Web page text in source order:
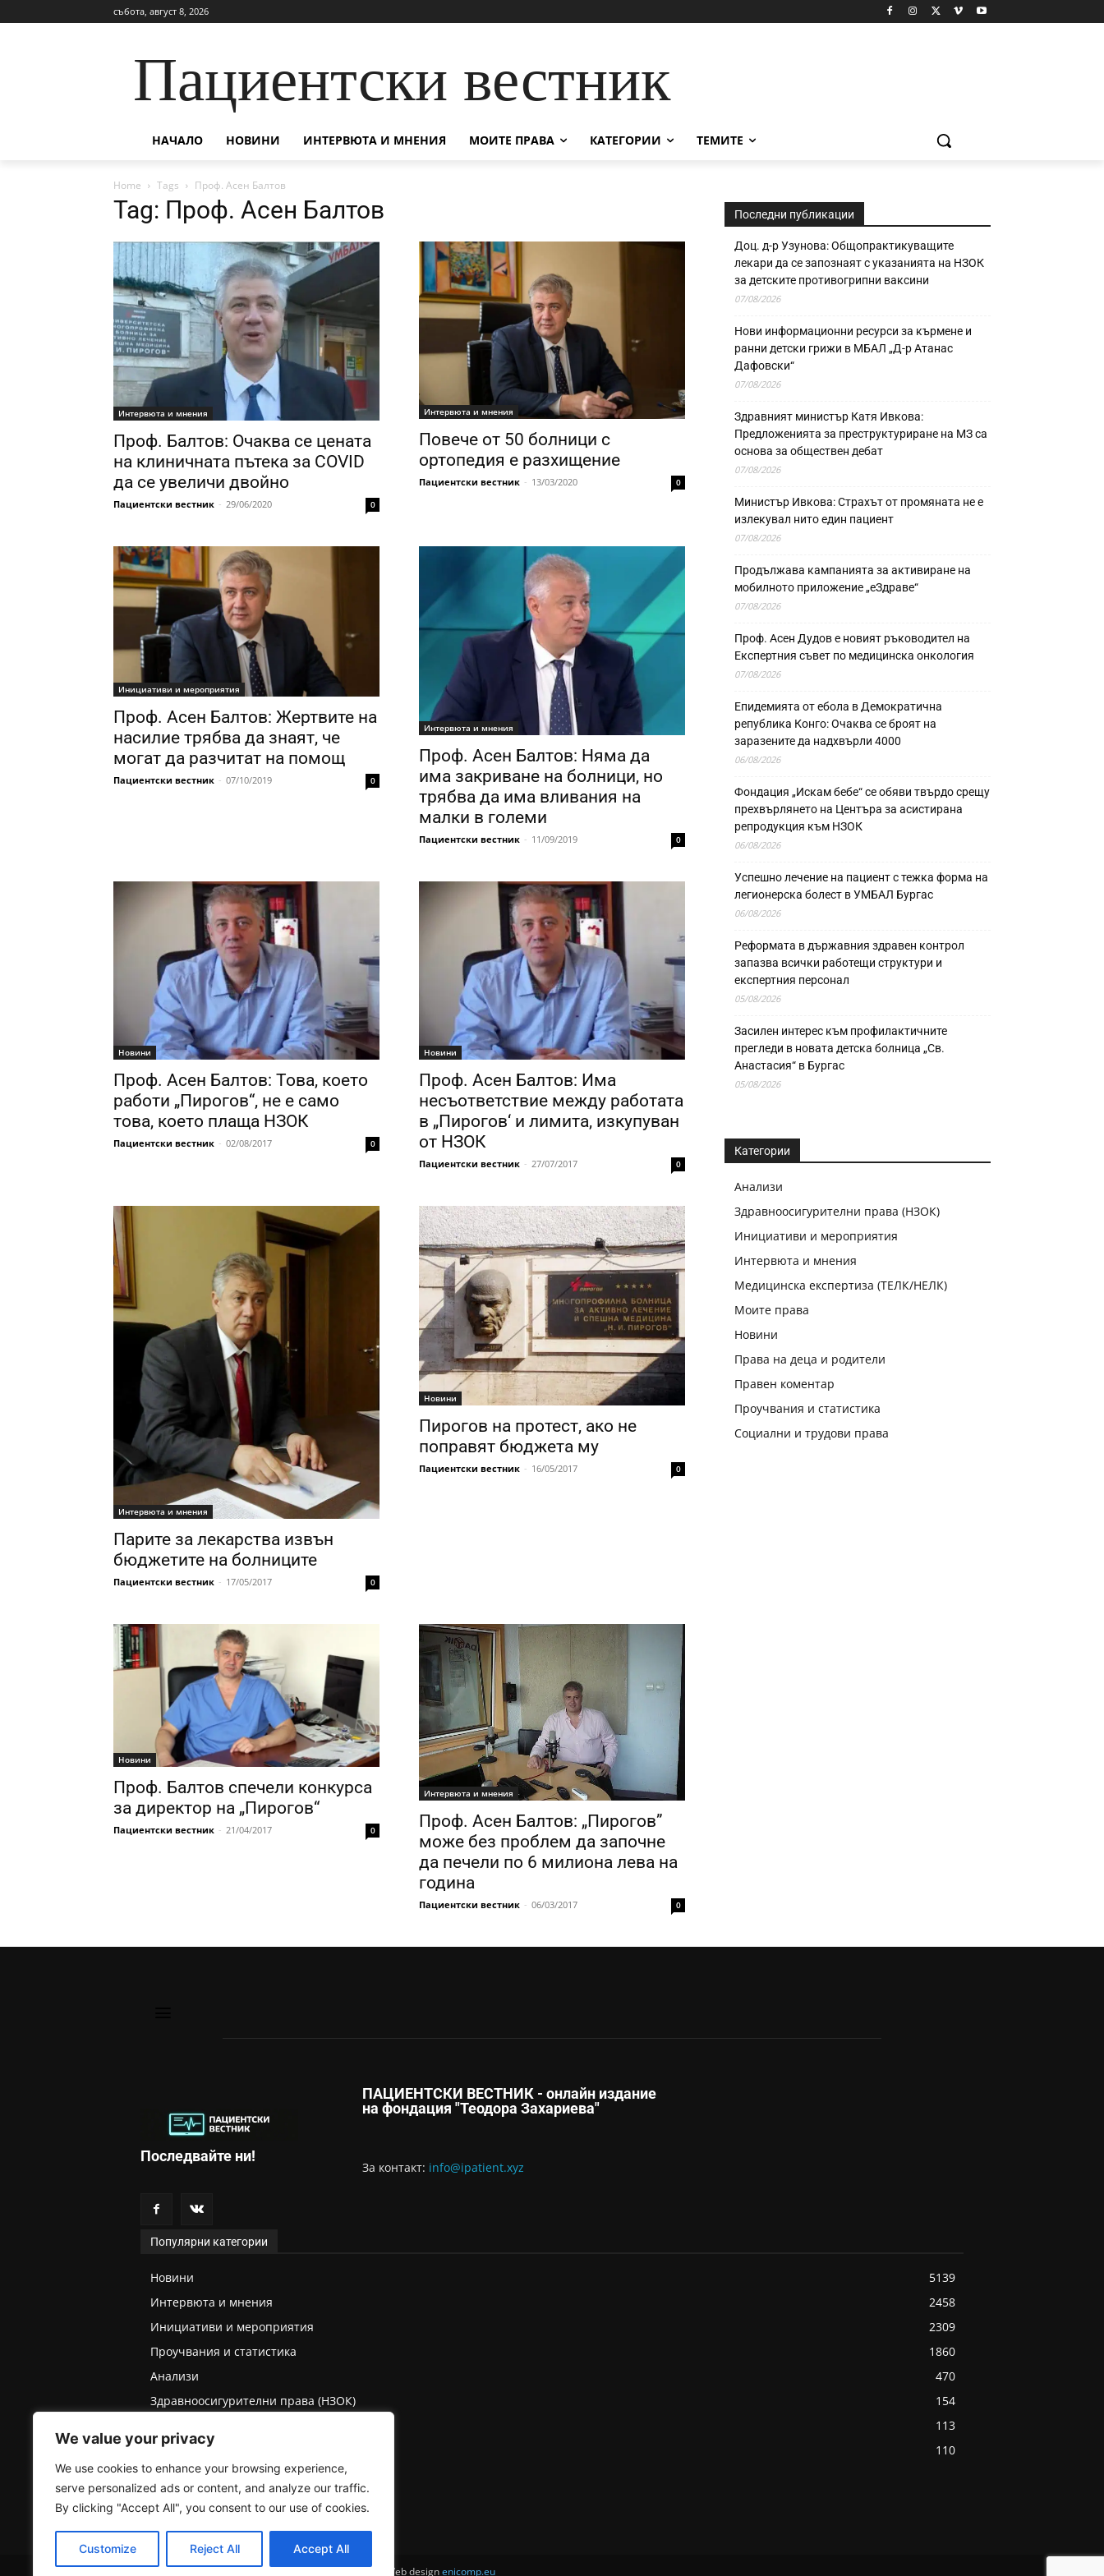
We value your privacy
We use cookies to enhance your browsing experience,
serve personalized ads or content, and analyze our traffic.
By clicking "Accept All", you consent to our use of cookies.
Customize Reject All Accept All
събота, август 8, 2026
Пациентски вестник
НАЧАЛО НОВИНИ ИНТЕРВЮТА И МНЕНИЯ МОИТЕ ПРАВА КАТЕГОРИИ ТЕМИТЕ
Home Tags Проф. Асен Балтов
Tag: Проф. Асен Балтов
Интервюта и мнения
Проф. Балтов: Очаква се цената
на клиничната пътека за COVID
да се увеличи двойно
Пациентски вестник - 29/06/2020 0
Интервюта и мнения
Повече от 50 болници с
ортопедия е разхищение
Пациентски вестник - 13/03/2020 0
Инициативи и мероприятия
Проф. Асен Балтов: Жертвите на
насилие трябва да знаят, че
могат да разчитат на помощ
Пациентски вестник - 07/10/2019 0
Интервюта и мнения
Проф. Асен Балтов: Няма да
има закриване на болници, но
трябва да има вливания на
малки в големи
Пациентски вестник - 11/09/2019 0
Новини
Проф. Асен Балтов: Това, което
работи „Пирогов“, не е само
това, което плаща НЗОК
Пациентски вестник - 02/08/2017 0
Новини
Проф. Асен Балтов: Има
несъответствие между работата
в „Пирогов‘ и лимита, изкупуван
от НЗОК
Пациентски вестник - 27/07/2017 0
Интервюта и мнения
Парите за лекарства извън
бюджетите на болниците
Пациентски вестник - 17/05/2017 0
Новини
Пирогов на протест, ако не
поправят бюджета му
Пациентски вестник - 16/05/2017 0
Новини
Проф. Балтов спечели конкурса
за директор на „Пирогов“
Пациентски вестник - 21/04/2017 0
Интервюта и мнения
Проф. Асен Балтов: „Пирогов”
може без проблем да започне
да печели по 6 милиона лева на
година
Пациентски вестник - 06/03/2017 0
Последни публикации
Доц. д-р Узунова: Общопрактикуващите
лекари да се запознаят с указанията на НЗОК
за детските противогрипни ваксини
07/08/2026
Нови информационни ресурси за кърмене и
ранни детски грижи в МБАЛ „Д-р Атанас
Дафовски“
07/08/2026
Здравният министър Катя Ивкова:
Предложенията за преструктуриране на МЗ са
основа за обществен дебат
07/08/2026
Министър Ивкова: Страхът от промяната не е
излекувал нито един пациент
07/08/2026
Продължава кампанията за активиране на
мобилното приложение „еЗдраве“
07/08/2026
Проф. Асен Дудов е новият ръководител на
Експертния съвет по медицинска онкология
07/08/2026
Епидемията от ебола в Демократична
република Конго: Очаква се броят на
заразените да надхвърли 4000
06/08/2026
Фондация „Искам бебе“ се обяви твърдо срещу
прехвърлянето на Центъра за асистирана
репродукция към НЗОК
06/08/2026
Успешно лечение на пациент с тежка форма на
легионерска болест в УМБАЛ Бургас
06/08/2026
Реформата в държавния здравен контрол
запазва всички работещи структури и
експертния персонал
05/08/2026
Засилен интерес към профилактичните
прегледи в новата детска болница „Св.
Анастасия“ в Бургас
05/08/2026
Категории
Анализи
Здравноосигурителни права (НЗОК)
Инициативи и мероприятия
Интервюта и мнения
Медицинска експертиза (ТЕЛК/НЕЛК)
Моите права
Новини
Права на деца и родители
Правен коментар
Проучвания и статистика
Социални и трудови права
Последвайте ни!
ПАЦИЕНТСКИ ВЕСТНИК - онлайн издание
на фондация "Теодора Захариева"
За контaкт: info@ipatient.xyz
Популярни категории
Новини
5139
Интервюта и мнения
2458
Инициативи и мероприятия
2309
Проучвания и статистика
1860
Анализи
470
Здравноосигурителни права (НЗОК)
154
113
Медицинска експертиза (ТЕЛК/НЕЛК)
110
2025 © Пациентски вестник. Всички права запазени . Web designenicomp.eu